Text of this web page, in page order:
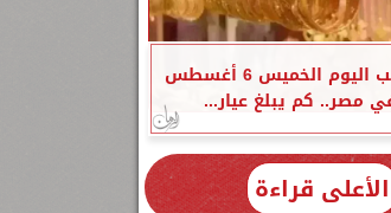
أسعار الذهب اليوم الخميس 6 أغسطس
الأعلى قراءة